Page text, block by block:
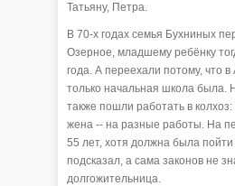
Татьяну, Петра.
В 70-х годах семья Бухниных
Озерное, младшему ребёнку
года. А переехали потому, что в
только начальная школа была.
также пошли работать в
жена -- на разные работы. На
55 лет, хотя должна была пойти
подсказал, а сама законов не
долгожительница.